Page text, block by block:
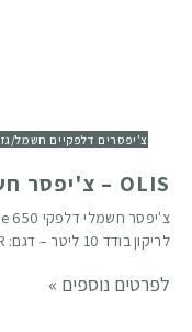
צ'יפסרים דלפקיים חשמל/גז
OLIS – צ'יפסר חשמל דלפקי OLIS line650
לריקון בודד 10 ליטר – דגם: OF64ER כפול 10 ליטר –
לפרטים נוספים »